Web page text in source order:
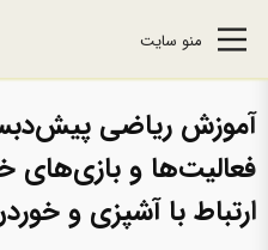
منو سایت
آموزش ریاضی
فعالیت‌ها و بازی‌های
ارتباط با آشپزی و